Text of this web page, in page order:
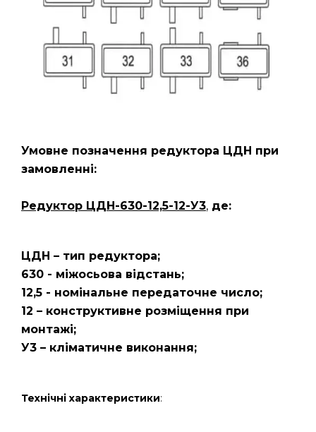
Умовне позначення редуктора ЦДН при
замовленні:
Редуктор ЦДН-630-12,5-12-У3, де:
ЦДН – тип редуктора;
630 - міжосьова відстань;
12,5 - номінальне передаточне число;
12 – конструктивне розміщення при
монтажі;
У3 – кліматичне виконання;
Технічні характеристики: